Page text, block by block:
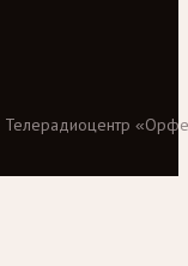
Телерадиоцентр